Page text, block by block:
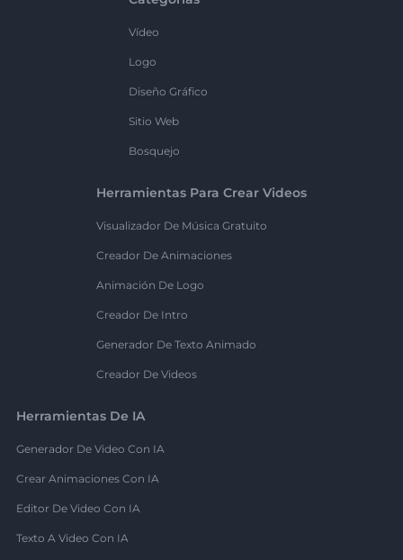
Vídeo
Logo
Diseño Gráfico
Sitio Web
Bosquejo
Herramientas Para Crear Videos
Visualizador De Música Gratuito
Creador De Animaciones
Animación De Logo
Creador De Intro
Generador De Texto Animado
Creador De Videos
Herramientas De IA
Generador De Video Con IA
Crear Animaciones Con IA
Editor De Video Con IA
Texto A Video Con IA